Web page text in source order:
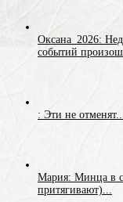
Оксана_2026:
событий
: Эти не отменят...
Мария: Минца в
притягивают)...